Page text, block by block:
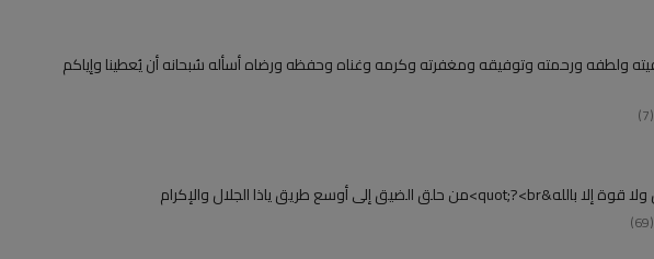
ولطفه ورحمته وتوفيقه ومغفرته وكرمه وغناه وحفظه ورضاه أسأله سُبحانه أن يُعطينا وإياكم
7
)
69
)